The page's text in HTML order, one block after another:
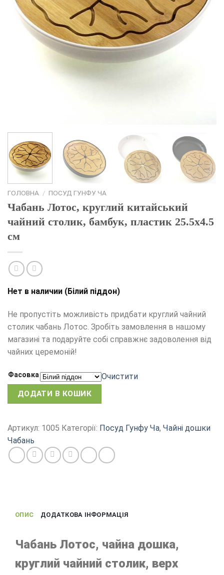
ГОЛОВНА / ПОСУД ГУНФУ ЧА
Чабань Лотос, круглий китайський
чайний столик, бамбук, пластик 25.5х4.5
см
Нет в наличии (Білий піддон)
Не пропустіть можливість придбати круглий чайний
столик чабань Лотос. Зробіть замовлення в нашому
магазині та подаруйте собі справжнє задоволення від
чайних церемоній!
Фасовка Очистити
ДОДАТИ В КОШИК
Артикул: 1005 Категорії: Посуд Гунфу Ча, Чайні дошки
Чабань
ОПИС ДОДАТКОВА ІНФОРМАЦІЯ
Чабань Лотос, чайна дошка,
круглий чайний столик, верх